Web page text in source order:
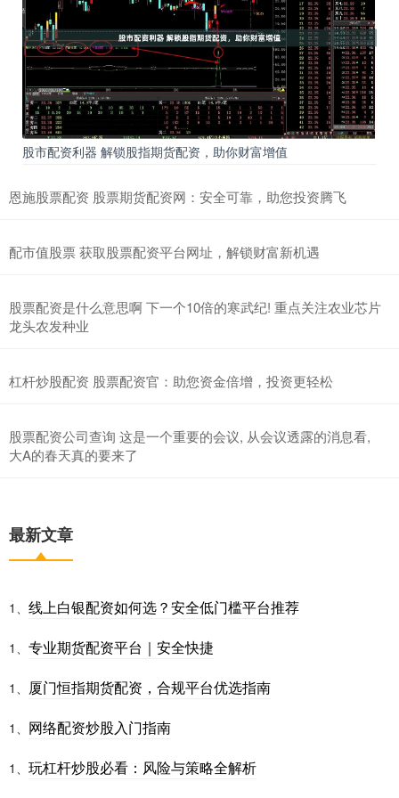
股市配资利器 解锁股指期货配资，助你财富增值
恩施股票配资 股票期货配资网：安全可靠，助您投资腾飞
配市值股票 获取股票配资平台网址，解锁财富新机遇
股票配资是什么意思啊 下一个10倍的寒武纪! 重点关注农业芯片
龙头农发种业
杠杆炒股配资 股票配资官：助您资金倍增，投资更轻松
股票配资公司查询 这是一个重要的会议, 从会议透露的消息看,
大A的春天真的要来了
最新文章
1、 线上白银配资如何选？安全低门槛平台推荐
1、 专业期货配资平台｜安全快捷
1、 厦门恒指期货配资，合规平台优选指南
1、 网络配资炒股入门指南
1、 玩杠杆炒股必看：风险与策略全解析